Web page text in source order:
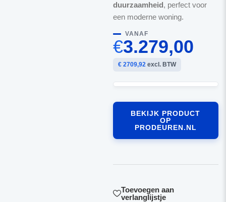
duurzaamheid, perfect voor
een moderne woning.
VANAF
€3.279,00
€ 2709,92excl. BTW
BEKIJK PRODUCT
OP
PRODEUREN.NL
Toevoegen aan
verlanglijstje